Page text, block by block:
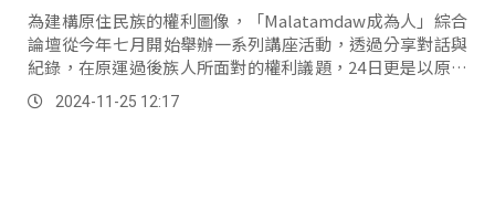
為建構原住民族的權利圖像，「Malatamdaw成為人」綜合
論壇從今年七月開始舉辦一系列講座活動，透過分享對話與
紀錄，在原運過後族人所面對的權利議題，24日更是以原住
民族傳統智慧創作保護條例，探討集體權與個人權。
2024-11-25 12:17